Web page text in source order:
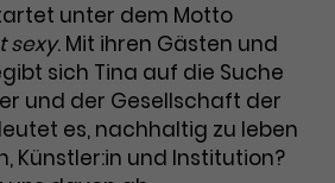
die gewählten Tracking-
Einstellungen.
der Website zu
Die Cookies speichern
anonym und weisen
zufallsgenerierte Nummer zu,
zu erkennen.
Ads
von Google verwendet, um
von Werbeanzeigen zu
unter dem Motto
sexy. Mit ihren Gästen und
sich Tina auf die Suche
und der Gesellschaft der
es, nachhaltig zu leben
Künstler:in und Institution?